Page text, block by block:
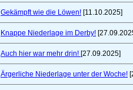
Gekämpft wie die Löwen! [11.10.2025]
Knappe Niederlage im Derby!
Auch hier war mehr drin! [27.09.2025]
Ärgerliche Niederlage unter der Woche!